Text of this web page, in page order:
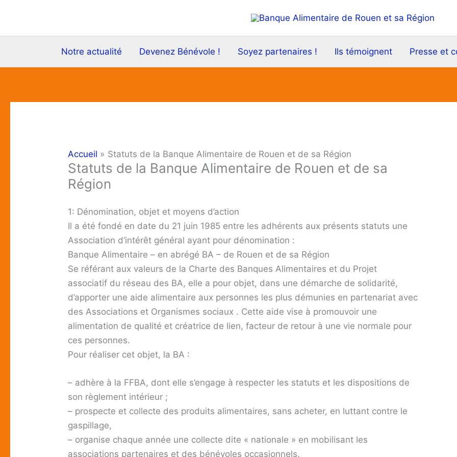
contenu
Notre actualité
Devenez Bénévole ! Soyez partenaires ! Ils témoignent Presse et
Accueil Statuts de la Banque Alimentaire de Rouen et de sa Région
Statuts de la Banque Alimentaire de Rouen et de sa
Région
1: Dénomination, objet et moyens d’action
Il a été fondé en date du 21 juin 1985 entre les adhérents aux présents statuts une
Association d’intérêt général ayant pour dénomination :
Banque Alimentaire – en abrégé BA – de Rouen et de sa Région
Se référant aux valeurs de la Charte des Banques Alimentaires et du Projet
associatif du réseau des BA, elle a pour objet, dans une démarche de solidarité,
d’apporter une aide alimentaire aux personnes les plus démunies en partenariat avec
des Associations et Organismes sociaux . Cette aide vise à promouvoir une
alimentation de qualité et créatrice de lien, facteur de retour à une vie normale pour
ces personnes.
Pour réaliser cet objet, la BA :
– adhère à la FFBA, dont elle s’engage à respecter les statuts et les dispositions de
son règlement intérieur ;
– prospecte et collecte des produits alimentaires, sans acheter, en luttant contre le
gaspillage,
– organise chaque année une collecte dite « nationale » en mobilisant les
associations partenaires et des bénévoles occasionnels.